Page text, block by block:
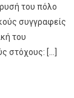
του πόλο
συγγραφείς
του
στόχους: […]